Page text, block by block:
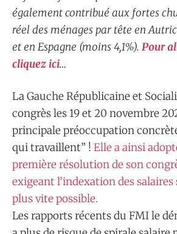
également contribué aux fortes
réel des ménages par tête en
et en Espagne (moins 4,1%). Pour
cliquez ici…
La Gauche Républicaine et
congrès les 19 et 20 novembre
principale préoccupation
qui travaillent” ! Elle a ainsi
première résolution de son
exigeant l’indexation des
plus vite possible.
Les rapports récents du FMI le